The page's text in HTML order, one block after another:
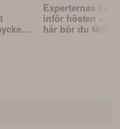
Experternas
inför hösten –
här bör du tänka